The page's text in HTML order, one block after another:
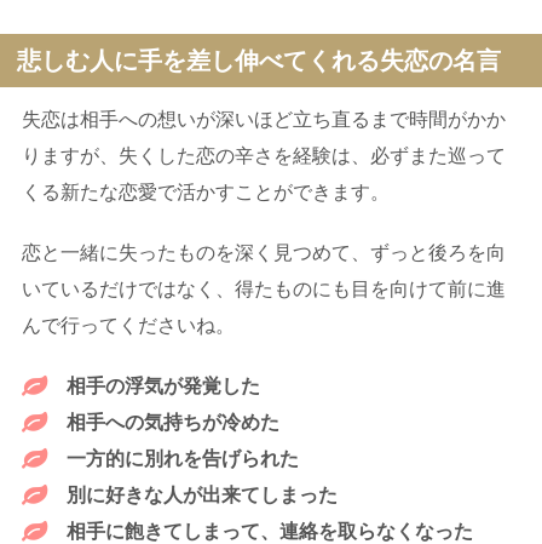
悲しむ人に手を差し伸べてくれる失恋の名言
失恋は相手への想いが深いほど立ち直るまで時間がかか
りますが、失くした恋の辛さを経験は、必ずまた巡って
くる新たな恋愛で活かすことができます。
恋と一緒に失ったものを深く見つめて、ずっと後ろを向
いているだけではなく、得たものにも目を向けて前に進
んで行ってくださいね。
相手の浮気が発覚した
相手への気持ちが冷めた
一方的に別れを告げられた
別に好きな人が出来てしまった
相手に飽きてしまって、連絡を取らなくなった